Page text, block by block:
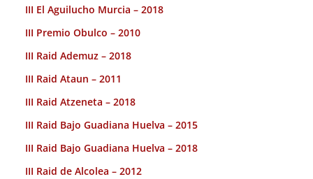
III El Aguilucho Murcia – 2018
III Premio Obulco – 2010
III Raid Ademuz – 2018
III Raid Ataun – 2011
III Raid Atzeneta – 2018
III Raid Bajo Guadiana Huelva – 2015
III Raid Bajo Guadiana Huelva – 2018
III Raid de Alcolea – 2012